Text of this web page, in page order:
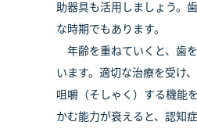
助器具も活用しましょう。
な時期でもあります。
年齢を重ねていくと、歯
います。適切な治療を受け
咀嚼（そしゃく）する機能
かむ能力が衰えると、認知